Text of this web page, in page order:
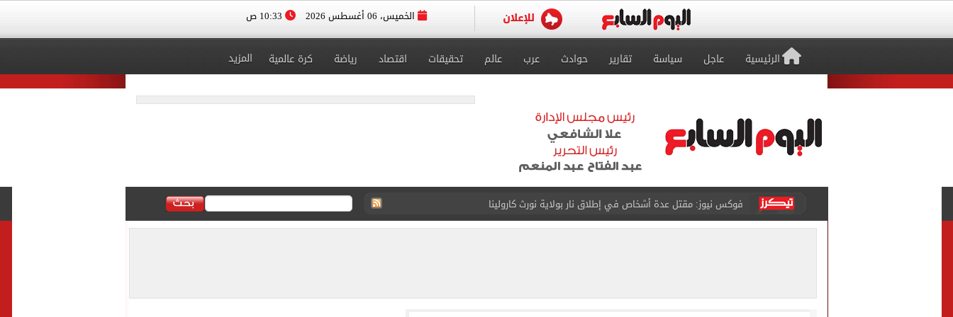
الخميس، 06 أغسطس 2026
الرئيسية عاجل سياسة تقارير حوادث عرب عالم تحقيقات اقتصاد رياضة كرة عالمية المزيد
التموين والزراعة وجهاز مستقبل مصر يعلنون طرح السكر الحر بـ25 جنيها من الغد
البنك المركزى: ارتفاع الاحتياطى الأجنبى لـ 56.3 مليار دولار نهاية يوليو
الآلاف يودعون عروس الشرقية إلى مثواها الأخير بعد وفاتها ليلة زفافها.. صور